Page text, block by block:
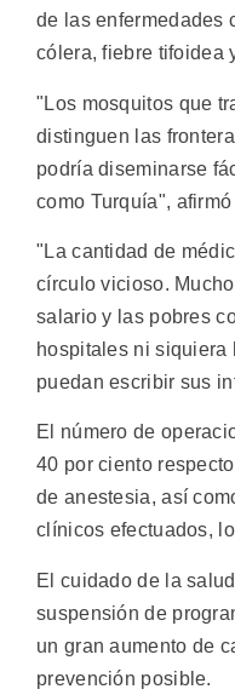
de las enfermedades
cólera, fiebre tifoidea
"Los mosquitos que
distinguen las
podría diseminarse
como Turquía",
"La cantidad de
círculo vicioso.
salario y las pobres
hospitales ni siquiera
puedan escribir sus
El número de
40 por ciento
de anestesia, así
clínicos efectuados,
El cuidado de la
suspensión de
un gran aumento de
prevención posible.